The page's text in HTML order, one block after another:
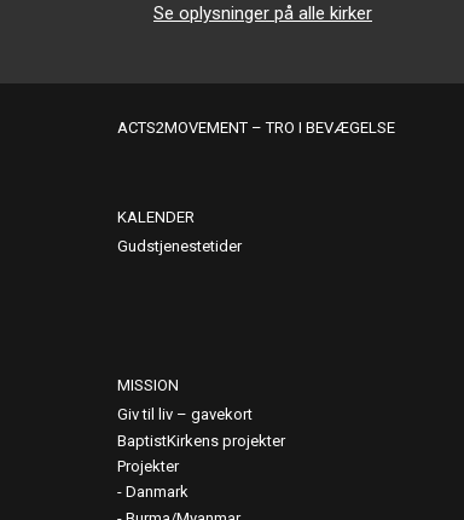
Se oplysninger på alle kirker
ACTS2MOVEMENT – TRO I BEVÆGELSE
KALENDER
Gudstjenestetider
MISSION
Giv til liv – gavekort
BaptistKirkens projekter
Projekter
Danmark